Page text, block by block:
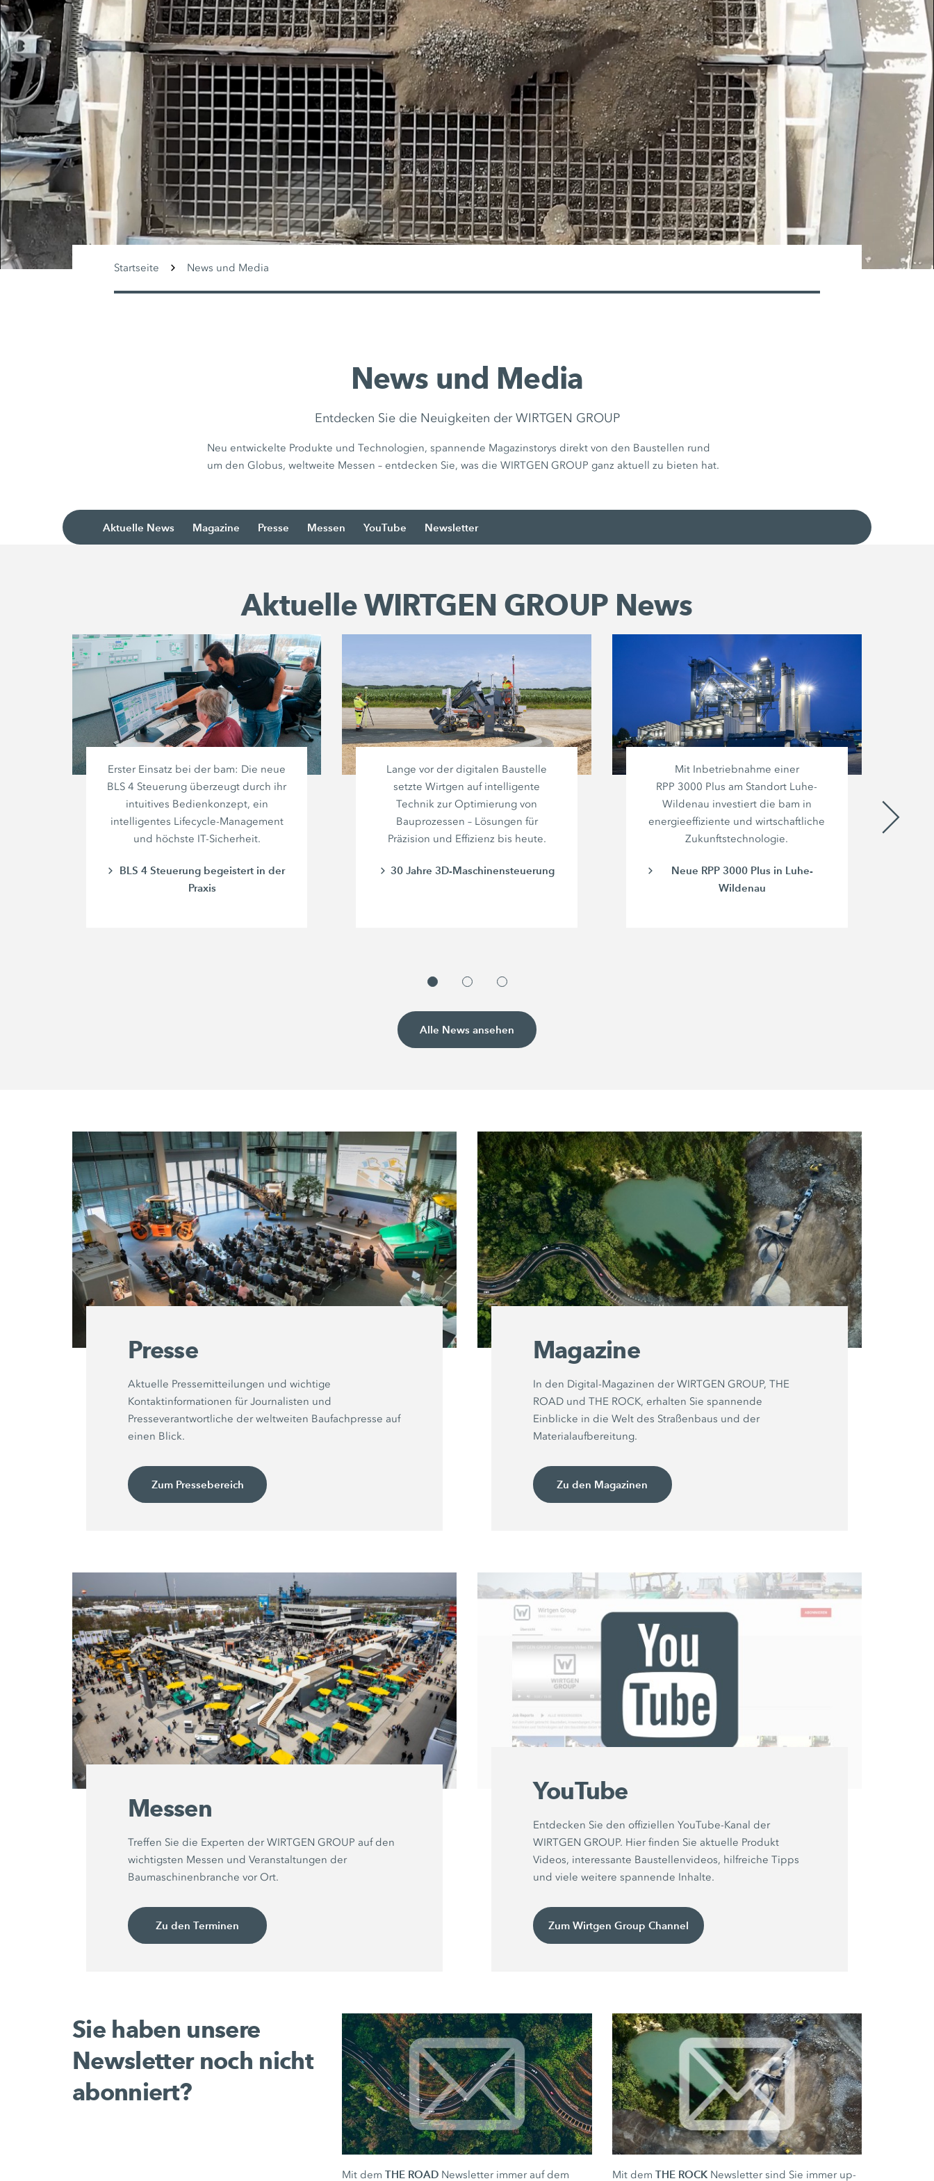
Startseite News und Media
News und Media
Entdecken Sie die Neuigkeiten der WIRTGEN GROUP
Neu entwickelte Produkte und Technologien, spannende Magazinstorys direkt von den Baustellen rund
um den Globus, weltweite Messen – entdecken Sie, was die WIRTGEN GROUP ganz aktuell zu bieten hat.
Aktuelle News Magazine Presse Messen YouTube Newsletter
Aktuelle WIRTGEN GROUP News
Erster Einsatz bei der bam: Die neue
BLS 4 Steuerung überzeugt durch ihr
intuitives Bedienkonzept, ein
intelligentes Lifecycle-Management
und höchste IT-Sicherheit.
BLS 4 Steuerung begeistert in der
Praxis
Lange vor der digitalen Baustelle
setzte Wirtgen auf intelligente
Technik zur Optimierung von
Bauprozessen – Lösungen für
Präzision und Effizienz bis heute.
30 Jahre 3D-Maschinensteuerung
Mit Inbetriebnahme einer
RPP 3000 Plus am Standort Luhe-
Wildenau investiert die bam in
energieeffiziente und wirtschaftliche
Zukunftstechnologie.
Neue RPP 3000 Plus in Luhe-
Wildenau
Alle News ansehen
Presse
Aktuelle Pressemitteilungen und wichtige
Kontaktinformationen für Journalisten und
Presseverantwortliche der weltweiten Baufachpresse auf
einen Blick.
Zum Pressebereich
Magazine
In den Digital-Magazinen der WIRTGEN GROUP, THE
ROAD und THE ROCK, erhalten Sie spannende
Einblicke in die Welt des Straßenbaus und der
Materialaufbereitung.
Zu den Magazinen
Messen
Treffen Sie die Experten der WIRTGEN GROUP auf den
wichtigsten Messen und Veranstaltungen der
Baumaschinenbranche vor Ort.
Zu den Terminen
YouTube
Entdecken Sie den offiziellen YouTube-Kanal der
WIRTGEN GROUP. Hier finden Sie aktuelle Produkt
Videos, interessante Baustellenvideos, hilfreiche Tipps
und viele weitere spannende Inhalte.
Zum Wirtgen Group Channel
Sie haben unsere
Newsletter noch nicht
abonniert?
Mit demTHE ROAD Newsletter immer auf dem Mit dem THE ROCKNewsletter sind Sie immer up-